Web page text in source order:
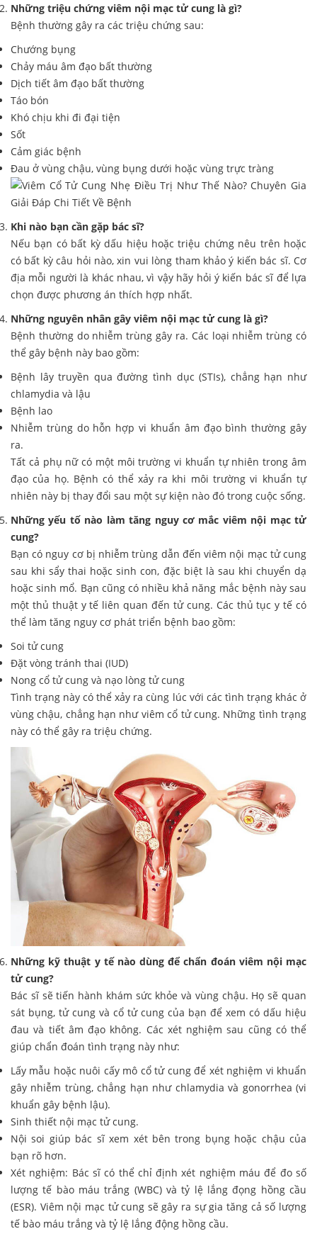
Những triệu chứng viêm nội mạc tử cung là gì?
Bệnh thường gây ra các triệu chứng sau:
Chướng bụng
Chảy máu âm đạo bất thường
Dịch tiết âm đạo bất thường
Táo bón
Khó chịu khi đi đại tiện
Sốt
Cảm giác bệnh
Đau ở vùng chậu, vùng bụng dưới hoặc vùng trực tràng
Khi nào bạn cần gặp bác sĩ?
Nếu bạn có bất kỳ dấu hiệu hoặc triệu chứng nêu trên hoặc
có bất kỳ câu hỏi nào, xin vui lòng tham khảo ý kiến bác sĩ. Cơ
địa mỗi người là khác nhau, vì vậy hãy hỏi ý kiến bác sĩ để lựa
chọn được phương án thích hợp nhất.
Những nguyên nhân gây viêm nội mạc tử cung là gì?
Bệnh thường do nhiễm trùng gây ra. Các loại nhiễm trùng có
thể gây bệnh này bao gồm:
Bệnh lây truyền qua đường tình dục (STIs), chẳng hạn như
chlamydia và lậu
Bệnh lao
Nhiễm trùng do hỗn hợp vi khuẩn âm đạo bình thường gây
ra.
Tất cả phụ nữ có một môi trường vi khuẩn tự nhiên trong âm
đạo của họ. Bệnh có thể xảy ra khi môi trường vi khuẩn tự
nhiên này bị thay đổi sau một sự kiện nào đó trong cuộc sống.
Những yếu tố nào làm tăng nguy cơ mắc viêm nội mạc tử
cung?
Bạn có nguy cơ bị nhiễm trùng dẫn đến viêm nội mạc tử cung
sau khi sẩy thai hoặc sinh con, đặc biệt là sau khi chuyển dạ
hoặc sinh mổ. Bạn cũng có nhiều khả năng mắc bệnh này sau
một thủ thuật y tế liên quan đến tử cung. Các thủ tục y tế có
thể làm tăng nguy cơ phát triển bệnh bao gồm:
Soi tử cung
Đặt vòng tránh thai (IUD)
Nong cổ tử cung và nạo lòng tử cung
Tình trạng này có thể xảy ra cùng lúc với các tình trạng khác ở
vùng chậu, chẳng hạn như viêm cổ tử cung. Những tình trạng
này có thể gây ra triệu chứng.
Những kỹ thuật y tế nào dùng để chẩn đoán viêm nội mạc
tử cung?
Bác sĩ sẽ tiến hành khám sức khỏe và vùng chậu. Họ sẽ quan
sát bụng, tử cung và cổ tử cung của bạn để xem có dấu hiệu
đau và tiết âm đạo không. Các xét nghiệm sau cũng có thể
giúp chẩn đoán tình trạng này như:
Lấy mẫu hoặc nuôi cấy mô cổ tử cung để xét nghiệm vi khuẩn
gây nhiễm trùng, chẳng hạn như chlamydia và gonorrhea (vi
khuẩn gây bệnh lậu).
Sinh thiết nội mạc tử cung.
Nội soi giúp bác sĩ xem xét bên trong bụng hoặc chậu của
bạn rõ hơn.
Xét nghiệm: Bác sĩ có thể chỉ định xét nghiệm máu để đo số
lượng tế bào máu trắng (WBC) và tỷ lệ lắng đọng hồng cầu
(ESR). Viêm nội mạc tử cung sẽ gây ra sự gia tăng cả số lượng
tế bào máu trắng và tỷ lệ lắng động hồng cầu.